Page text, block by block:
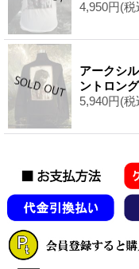
4,950円(税
アークシ
ントロン
5,940円(税